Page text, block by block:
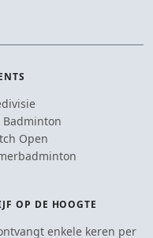
Badminton
Open
OP DE HOOGTE
enkele keren per